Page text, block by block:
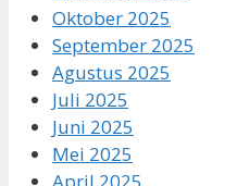
Oktober 2025
September 2025
Agustus 2025
Juli 2025
Juni 2025
Mei 2025
April 2025